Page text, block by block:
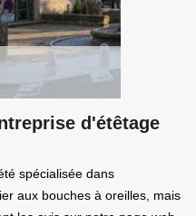
d'étêtage
spécialisée dans
aux bouches à oreilles, mais